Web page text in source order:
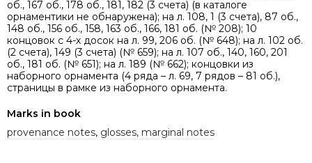
об., 167 об., 178 об., 181, 182 (3 счета) (в каталоге
орнаментики не обнаружена); на л. 108, 1 (3 счета), 87 об.,
148 об., 156 об., 158, 163 об., 166, 181 об. (№ 208); 10
концовок с 4-х досок на л. 99, 206 об. (№ 648); на л. 102 об.
(2 счета), 149 (3 счета) (№ 659); на л. 107 об., 140, 160, 201
об., 181 об. (№ 651); на л. 189 (№ 662); концовки из
наборного орнамента (4 ряда – л. 69, 7 рядов – 81 об.),
страницы в рамке из наборного орнамента.
Marks in book
provenance notes, glosses, marginal notes